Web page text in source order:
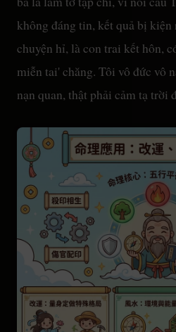
không đáng tin, kết quả bị kiện
chuyện hỉ, là con trai kết hôn,
miễn tai' chăng. Tôi vô đức vô
nạn quan, thật phải cảm tạ trời